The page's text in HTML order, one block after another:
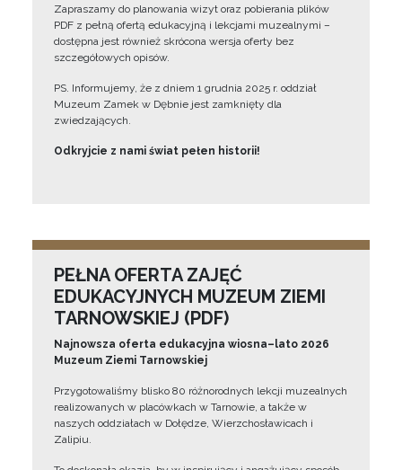
Zapraszamy do planowania wizyt oraz pobierania plików
PDF z pełną ofertą edukacyjną i lekcjami muzealnymi –
dostępna jest również skrócona wersja oferty bez
szczegółowych opisów.
PS. Informujemy, że z dniem 1 grudnia 2025 r. oddział
Muzeum Zamek w Dębnie jest zamknięty dla
zwiedzających.
Odkryjcie z nami świat pełen historii!
PEŁNA OFERTA ZAJĘĆ
EDUKACYJNYCH MUZEUM ZIEMI
TARNOWSKIEJ (PDF)
Najnowsza oferta edukacyjna wiosna–lato 2026
Muzeum Ziemi Tarnowskiej
Przygotowaliśmy blisko 80 różnorodnych lekcji muzealnych
realizowanych w placówkach w Tarnowie, a także w
naszych oddziałach w Dołędze, Wierzchosławicach i
Zalipiu.